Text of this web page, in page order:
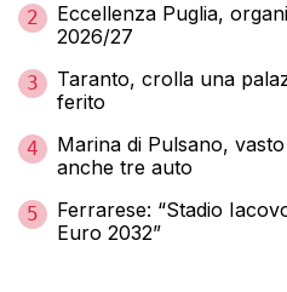
2
Eccellenza Puglia,
2026/27
3
Taranto, crolla una
ferito
4
Marina di Pulsano,
anche tre auto
5
Ferrarese: “Stadio
Euro 2032”